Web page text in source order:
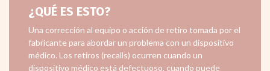
¿QUÉ ES ESTO?
Una corrección al equipo o acción de retiro tomada por el
fabricante para abordar un problema con un dispositivo
médico. Los retiros (recalls) ocurren cuando un
dispositivo médico está defectuoso, cuando puede